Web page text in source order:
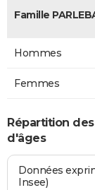
Famille
Hommes
Femmes
Répartition
d'âges
Données
Insee)